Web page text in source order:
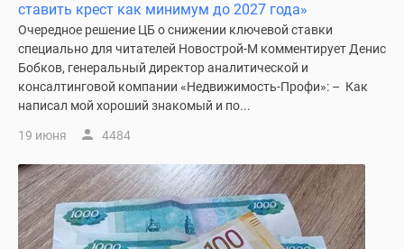
ставить крест как минимум до 2027 года»
Очередное решение ЦБ о снижении ключевой ставки
специально для читателей Новострой-М комментирует Денис
Бобков, генеральный директор аналитической и
консалтинговой компании «Недвижимость-Профи»: – Как
написал мой хороший знакомый и по...
19 июня 4484